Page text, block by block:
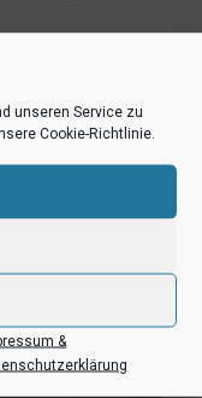
unseren Service zu
Cookie-Richtlinie.
&